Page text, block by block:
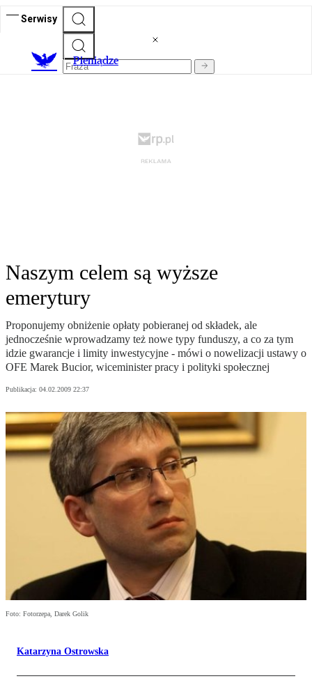
Serwisy
Pieniądze
Naszym celem są wyższe
emerytury
Proponujemy obniżenie opłaty pobieranej od składek, ale
jednocześnie wprowadzamy też nowe typy funduszy, a co za tym
idzie gwarancje i limity inwestycyjne - mówi o nowelizacji ustawy o
OFE Marek Bucior, wiceminister pracy i polityki społecznej
Publikacja: 04.02.2009 22:37
Foto: Fotorzepa, Darek Golik
Katarzyna Ostrowska